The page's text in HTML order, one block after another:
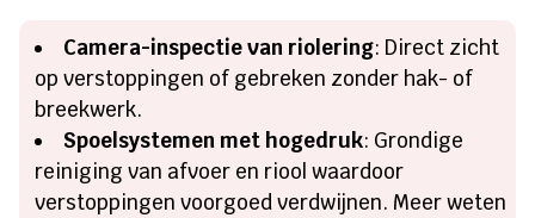
Camera-inspectie van riolering: Direct zicht
op verstoppingen of gebreken zonder hak- of
breekwerk.
Spoelsystemen met hogedruk: Grondige
reiniging van afvoer en riool waardoor
verstoppingen voorgoed verdwijnen. Meer weten